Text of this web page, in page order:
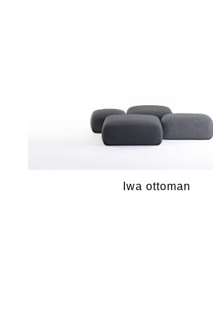
Iwa ottoman